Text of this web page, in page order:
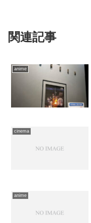
関連記事
anime
cinema
anime